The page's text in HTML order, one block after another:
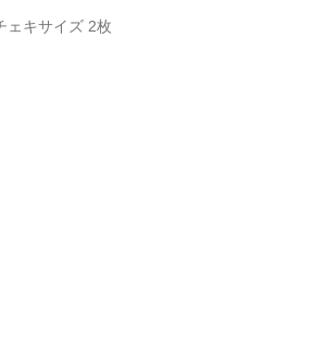
ェキサイズ 2枚